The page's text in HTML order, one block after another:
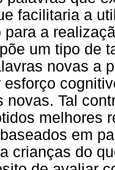
facilitaria a
para a
um tipo de
novas a
esforço
novas. Tal
melhores
em
crianças do